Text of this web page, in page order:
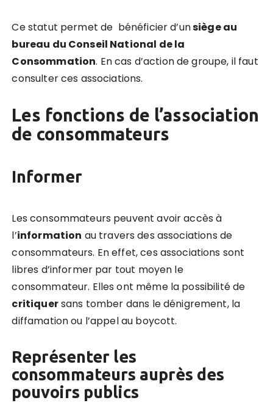
Ce statut permet de bénéficier d’unsiège au
bureau du Conseil National de la
Consommation. En cas d’action de groupe, il faut
consulter ces associations.
Les fonctions de l’association
de consommateurs
Informer
Les consommateurs peuvent avoir accès à
l’information au travers des associations de
consommateurs. En effet, ces associations sont
libres d’informer par tout moyen le
consommateur. Elles ont même la possibilité de
critiquersans tomber dans le dénigrement, la
diffamation ou l’appel au boycott.
Représenter les
consommateurs auprès des
pouvoirs publics